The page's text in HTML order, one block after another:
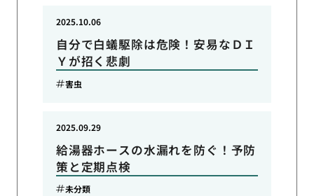
自分で白蟻駆除は危険！安易なＤＩ
Ｙが招く悲劇
2025.10.06
害虫
給湯器ホースの水漏れを防ぐ！予防
策と定期点検
2025.09.29
未分類